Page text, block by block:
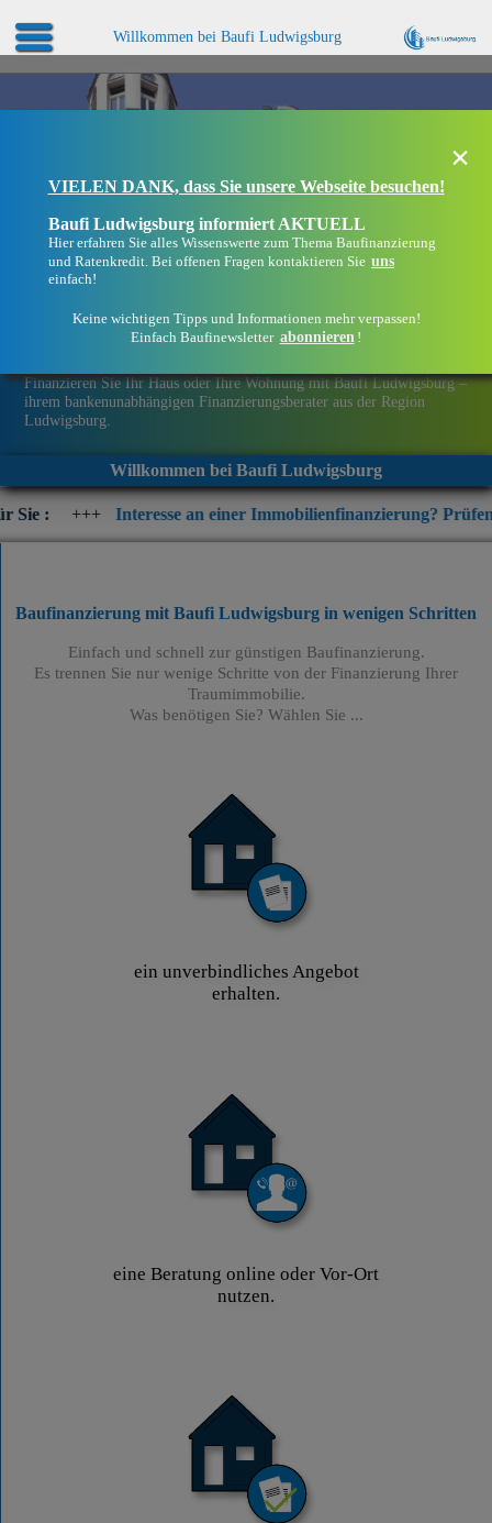
Willkommen bei Baufi Ludwigsburg
Finanzieren Sie Ihr Haus oder Ihre Wohnung mit Baufi Ludwigsburg –
ihrem bankenunabhängigen Finanzierungsberater aus der Region
Ludwigsburg.
Willkommen bei Baufi Ludwigsburg
Interesse an einer Immobilienfinanzierung? Prüfen Sie jetzt
×
VIELEN DANK, dass Sie unsere Webseite besuchen!
Baufi Ludwigsburg informiert AKTUELL
Hier erfahren Sie alles Wissenswerte zum Thema Baufinanzierung
und Ratenkredit. Bei offenen Fragen kontaktieren Sie uns
einfach!
Keine wichtigen Tipps und Informationen mehr verpassen!
Einfach Baufinewsletter abonnieren !
Baufinanzierung mit Baufi Ludwigsburg in wenigen Schritten
Einfach und schnell zur günstigen Baufinanzierung.
Es trennen Sie nur wenige Schritte von der Finanzierung Ihrer
Traumimmobilie.
Was benötigen Sie? Wählen Sie ...
ein unverbindliches Angebot
erhalten.
eine Beratung online oder Vor-Ort
nutzen.